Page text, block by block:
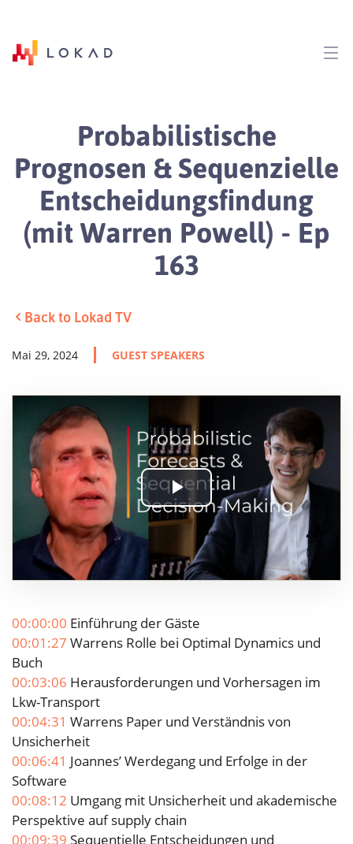
Probabilistische
Prognosen & Sequenzielle
Entscheidungsfindung
(mit Warren Powell) - Ep
163
Back to Lokad TV
Mai 29, 2024 GUEST SPEAKERS
Play
Video
00:00:00 Einführung der Gäste
00:01:27 Warrens Rolle bei Optimal Dynamics und
Buch
00:03:06 Herausforderungen und Vorhersagen im
Lkw-Transport
00:04:31 Warrens Paper und Verständnis von
Unsicherheit
00:06:41 Joannes’ Werdegang und Erfolge in der
Software
00:08:12 Umgang mit Unsicherheit und akademische
Perspektive auf supply chain
00:09:39 Sequentielle Entscheidungen und